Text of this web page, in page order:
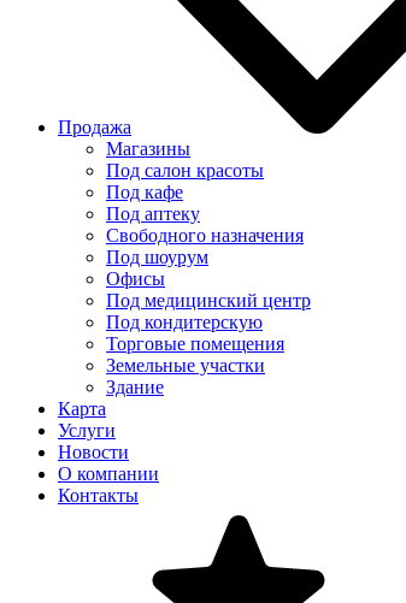
Продажа
Магазины
Под салон красоты
Под кафе
Под аптеку
Свободного назначения
Под шоурум
Офисы
Под медицинский центр
Под кондитерскую
Торговые помещения
Земельные участки
Здание
Карта
Услуги
Новости
О компании
Контакты